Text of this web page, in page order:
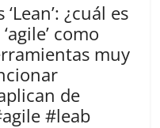
¿cuál es
como
muy
de
#leab